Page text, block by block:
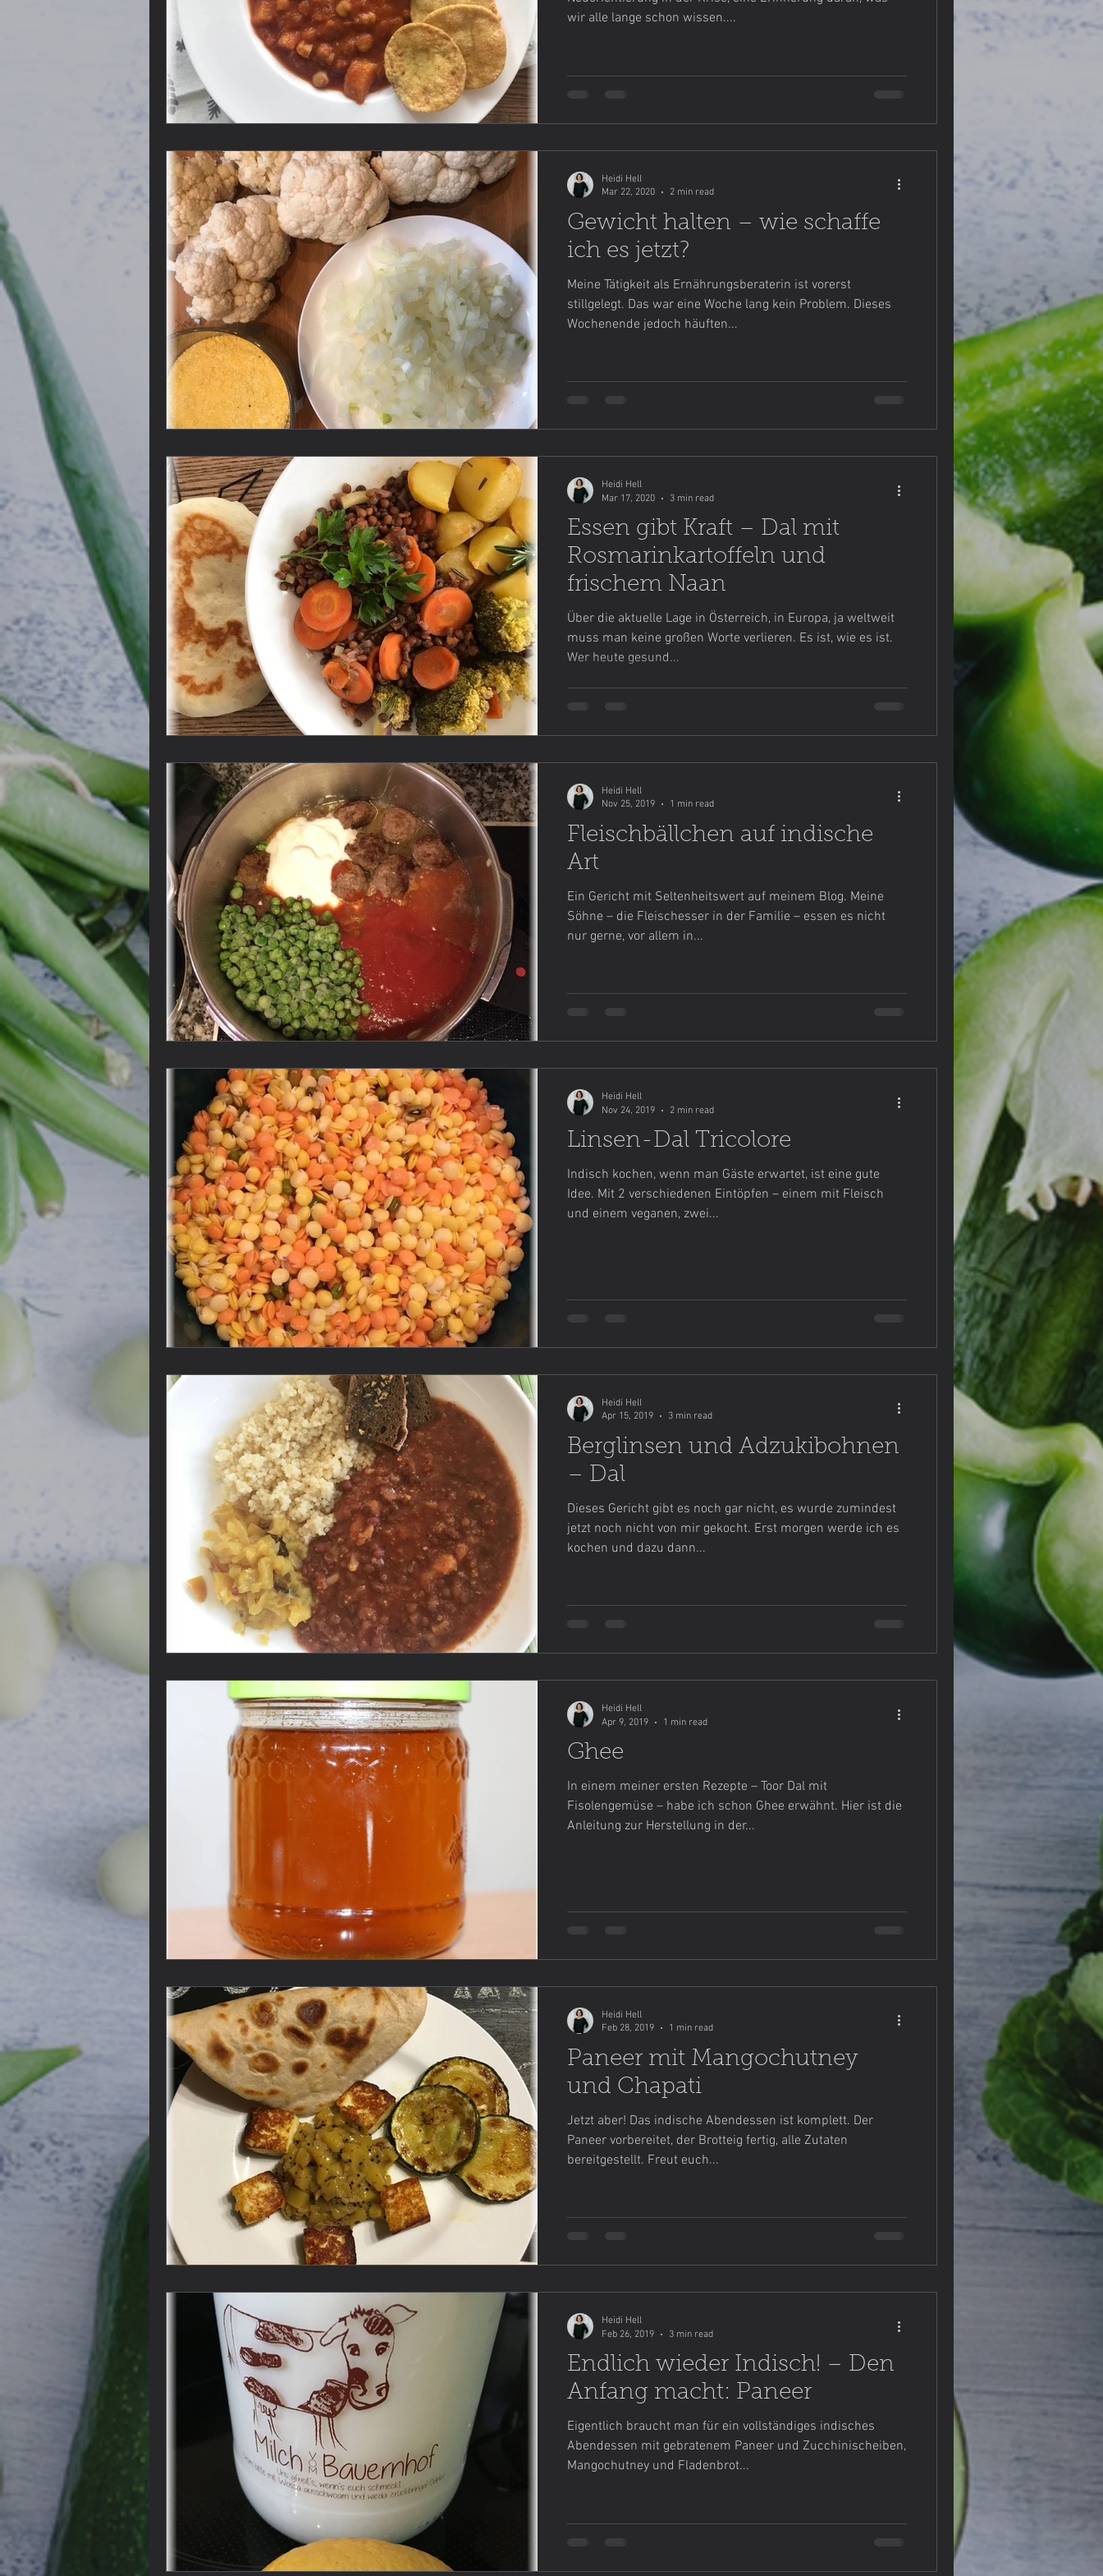
Lebensmittel Kaffee Lebensmittel einfach selbstgemacht
wir alle lange schon wissen....
Gewicht halten – wie schaffe
ich es jetzt?
Meine Tätigkeit als Ernährungsberaterin ist vorerst
stillgelegt. Das war eine Woche lang kein Problem. Dieses
Wochenende jedoch häuften...
Heidi Hell
Mar 22, 2020
2 min read
Essen gibt Kraft – Dal mit
Rosmarinkartoffeln und
frischem Naan
Über die aktuelle Lage in Österreich, in Europa, ja weltweit
muss man keine großen Worte verlieren. Es ist, wie es ist.
Wer heute gesund...
Heidi Hell
Mar 17, 2020
3 min read
Fleischbällchen auf indische
Art
Ein Gericht mit Seltenheitswert auf meinem Blog. Meine
Söhne – die Fleischesser in der Familie – essen es nicht
nur gerne, vor allem in...
Heidi Hell
Nov 25, 2019
1 min read
Linsen-Dal Tricolore
Indisch kochen, wenn man Gäste erwartet, ist eine gute
Idee. Mit 2 verschiedenen Eintöpfen – einem mit Fleisch
und einem veganen, zwei...
Heidi Hell
Nov 24, 2019
2 min read
Berglinsen und Adzukibohnen
– Dal
Dieses Gericht gibt es noch gar nicht, es wurde zumindest
jetzt noch nicht von mir gekocht. Erst morgen werde ich es
kochen und dazu dann...
Heidi Hell
Apr 15, 2019
3 min read
Ghee
In einem meiner ersten Rezepte – Toor Dal mit
Fisolengemüse – habe ich schon Ghee erwähnt. Hier ist die
Anleitung zur Herstellung in der...
Heidi Hell
Apr 9, 2019
1 min read
Paneer mit Mangochutney
und Chapati
Jetzt aber! Das indische Abendessen ist komplett. Der
Paneer vorbereitet, der Brotteig fertig, alle Zutaten
bereitgestellt. Freut euch...
Heidi Hell
Feb 28, 2019
1 min read
Endlich wieder Indisch! – Den
Anfang macht: Paneer
Eigentlich braucht man für ein vollständiges indisches
Abendessen mit gebratenem Paneer und Zucchinischeiben,
Mangochutney und Fladenbrot...
Heidi Hell
Feb 26, 2019
3 min read